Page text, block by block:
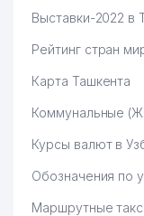
55
GREAT
ООО
59 DIALOG
Выставки-2022 в
Рейтинг стран
Карта Ташкента
Коммунальные
Курсы валют в
Обозначения по
Маршрутные